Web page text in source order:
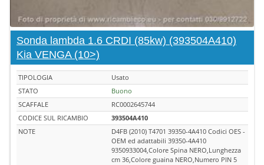
Sonda lambda 1.6 CRDI (85kw) (393504A410)
Kia VENGA (10>)
TIPOLOGIA
Usato
STATO
Buono
SCAFFALE
RC0002645744
CODICE SUL RICAMBIO
393504A410
NOTE
D4FB (2010) T4701 39350-4A410 Codici OES -
OEM ed adattabili 39350-4A410
9350933004,Colore Spina NERO,Lunghezza
cm 36,Colore guaina NERO,Numero PIN 5